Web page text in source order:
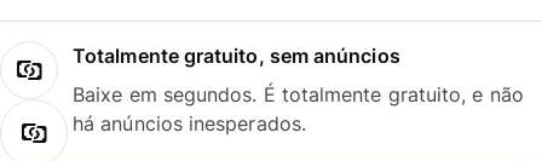
Totalmente gratuito, sem anúncios
Baixe em segundos. É totalmente gratuito, e não
há anúncios inesperados.